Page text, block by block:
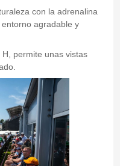
con la adrenalina
agradable y
permite unas vistas